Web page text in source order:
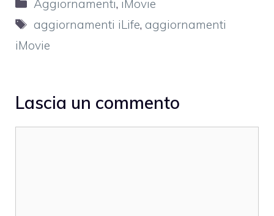
Aggiornamenti, iMovie
Tag
aggiornamenti iLife, aggiornamenti
iMovie
Lascia un commento